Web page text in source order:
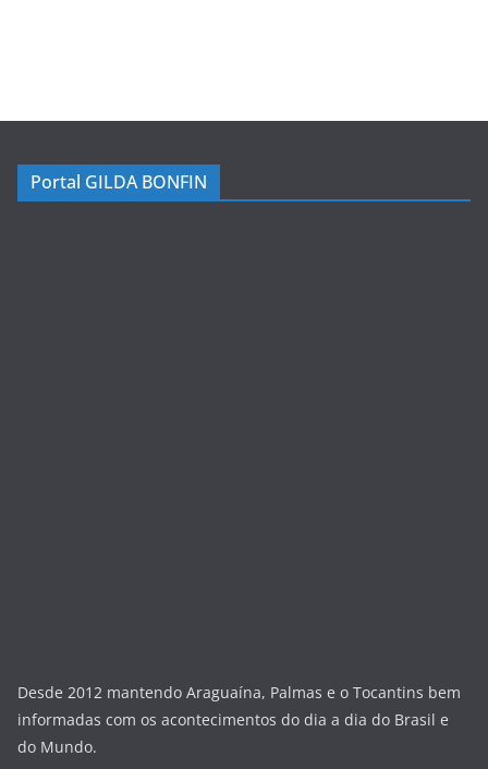
Portal GILDA BONFIN
Desde 2012 mantendo Araguaína, Palmas e o Tocantins bem
informadas com os acontecimentos do dia a dia do Brasil e
do Mundo.